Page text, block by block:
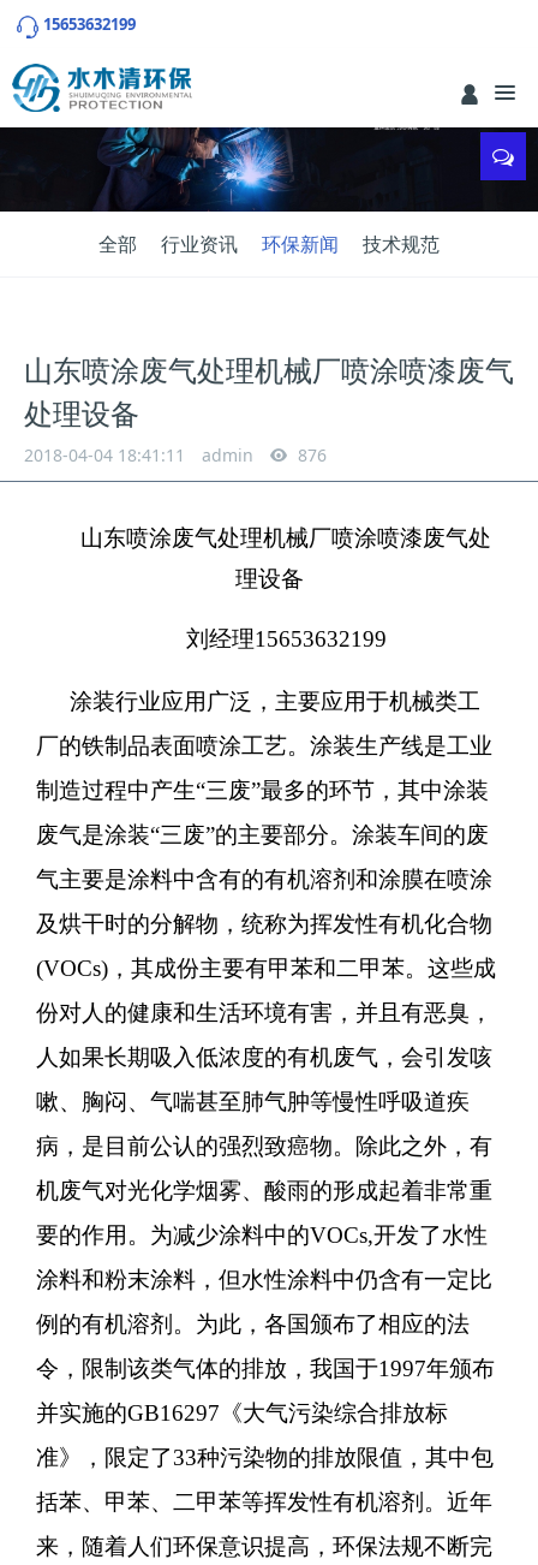
15653632199
全部 行业资讯 环保新闻 技术规范
山东喷涂废气处理机械厂喷涂喷漆废气
处理设备
2018-04-04 18:41:11 admin 876
山东喷涂废气处理机械厂喷涂喷漆废气处
理设备
刘经理15653632199
涂装行业应用广泛，主要应用于机械类工
厂的铁制品表面喷涂工艺。 涂装生产线是工业
制造过程中产生“三废”最多的环节，其中涂装
废气是涂装“三废”的主要部分。涂装车间的废
气主要是涂料中含有的有机溶剂和涂膜在喷涂
及烘干时的分解物，统称为挥发性有机化合物
(VOCs)，其成份主要有甲苯和二甲苯。这些成
份对人的健康和生活环境有害，并且有恶臭，
人如果长期吸入低浓度的有机废气，会引发咳
嗽、胸闷、气喘甚至肺气肿等慢性呼吸道疾
病，是目前公认的强烈致癌物。除此之外，有
机废气对光化学烟雾、酸雨的形成起着非常重
要的作用。为减少涂料中的VOCs,开发了水性
涂料和粉末涂料，但水性涂料中仍含有一定比
例的有机溶剂。为此，各国颁布了相应的法
令，限制该类气体的排放，我国于1997年颁布
并实施的GB16297《大气污染综合排放标
准》，限定了33种污染物的排放限值，其中包
括苯、甲苯、二甲苯等挥发性有机溶剂。近年
来，随着人们环保意识提高，环保法规不断完